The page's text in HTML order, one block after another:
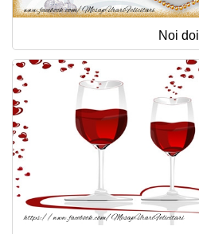
Noi doi